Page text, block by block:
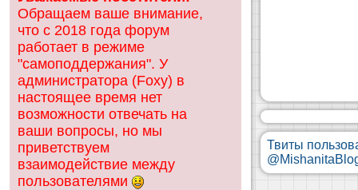
Обращаем ваше внимание,
что с 2018 года форум
работает в режиме
"самоподдержания". У
администратора (Foxy) в
настоящее время нет
возможности отвечать на
ваши вопросы, но мы
приветствуем
взаимодействие между
пользователями
Твиты